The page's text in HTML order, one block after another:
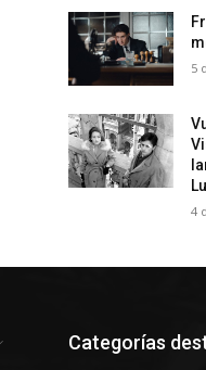
5
4
Categorías